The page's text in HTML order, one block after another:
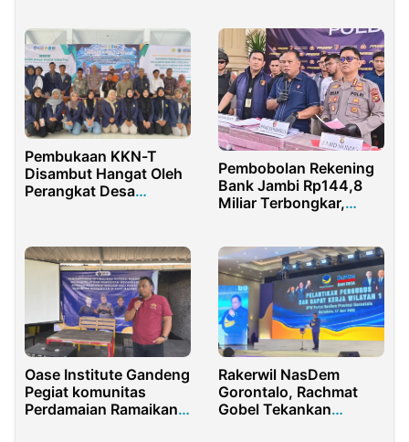
Pembukaan KKN-T
Disambut Hangat Oleh
Perangkat Desa
Pembobolan Rekening
Bank Jambi Rp144,8
Miliar Terbongkar,
Oase Institute Gandeng
Pegiat komunitas
Perdamaian Ramaikan
Rakerwil NasDem
Gorontalo, Rachmat
Gobel Tekankan